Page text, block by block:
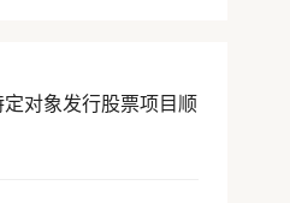
定对象发行股票项目顺